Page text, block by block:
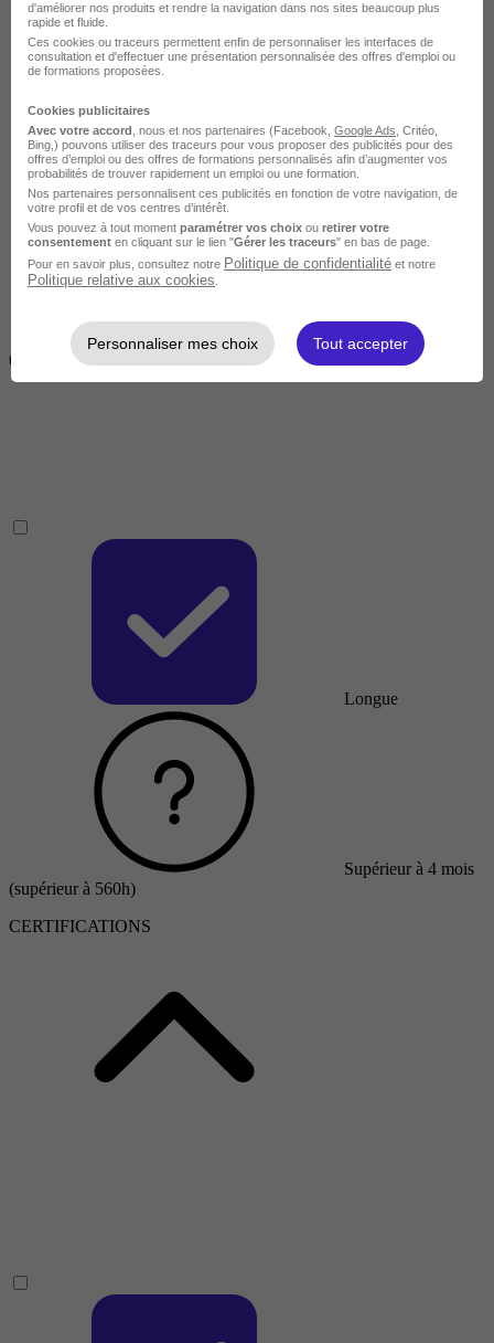
Intermédiaire
2 semaines à 4 mois
( 70h à 560h)
Longue
Supérieur à 4 mois
(supérieur à 560h)
CERTIFICATIONS
d'améliorer nos produits et rendre la navigation dans nos sites beaucoup plus
rapide et fluide.
Ces cookies ou traceurs permettent enfin de personnaliser les interfaces de
consultation et d'effectuer une présentation personnalisée des offres d'emploi ou
de formations proposées.
Cookies publicitaires
Avec votre accord , nous et nos partenaires (Facebook, Google Ads , Critéo,
Bing,) pouvons utiliser des traceurs pour vous proposer des publicités pour des
offres d’emploi ou des offres de formations personnalisés afin d’augmenter vos
probabilités de trouver rapidement un emploi ou une formation.
Nos partenaires personnalisent ces publicités en fonction de votre navigation, de
votre profil et de vos centres d’intérêt.
Vous pouvez à tout moment paramétrer vos choix ou retirer votre
consentement en cliquant sur le lien "Gérer les traceurs" en bas de page.
Pour en savoir plus, consultez notre Politique de confidentialité et notre
Politique relative aux cookies
Personnaliser mes choix Tout accepter